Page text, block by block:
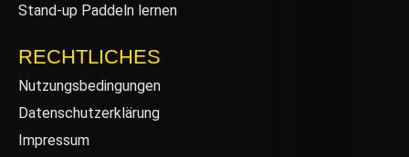
Stand-up Paddeln lernen
RECHTLICHES
Nutzungsbedingungen
Datenschutzerklärung
Impressum